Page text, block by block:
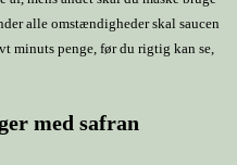
alle omstændigheder skal saucen
minuts penge, før du rigtig kan se,
med safran